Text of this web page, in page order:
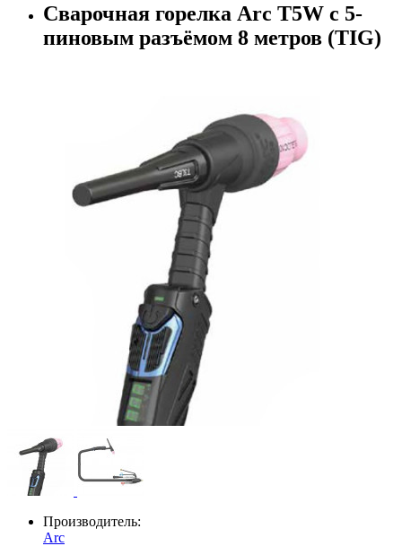
Сварочная горелка Arc T5W с 5-
пиновым разъёмом 8 метров (TIG)
Производитель:
Arc